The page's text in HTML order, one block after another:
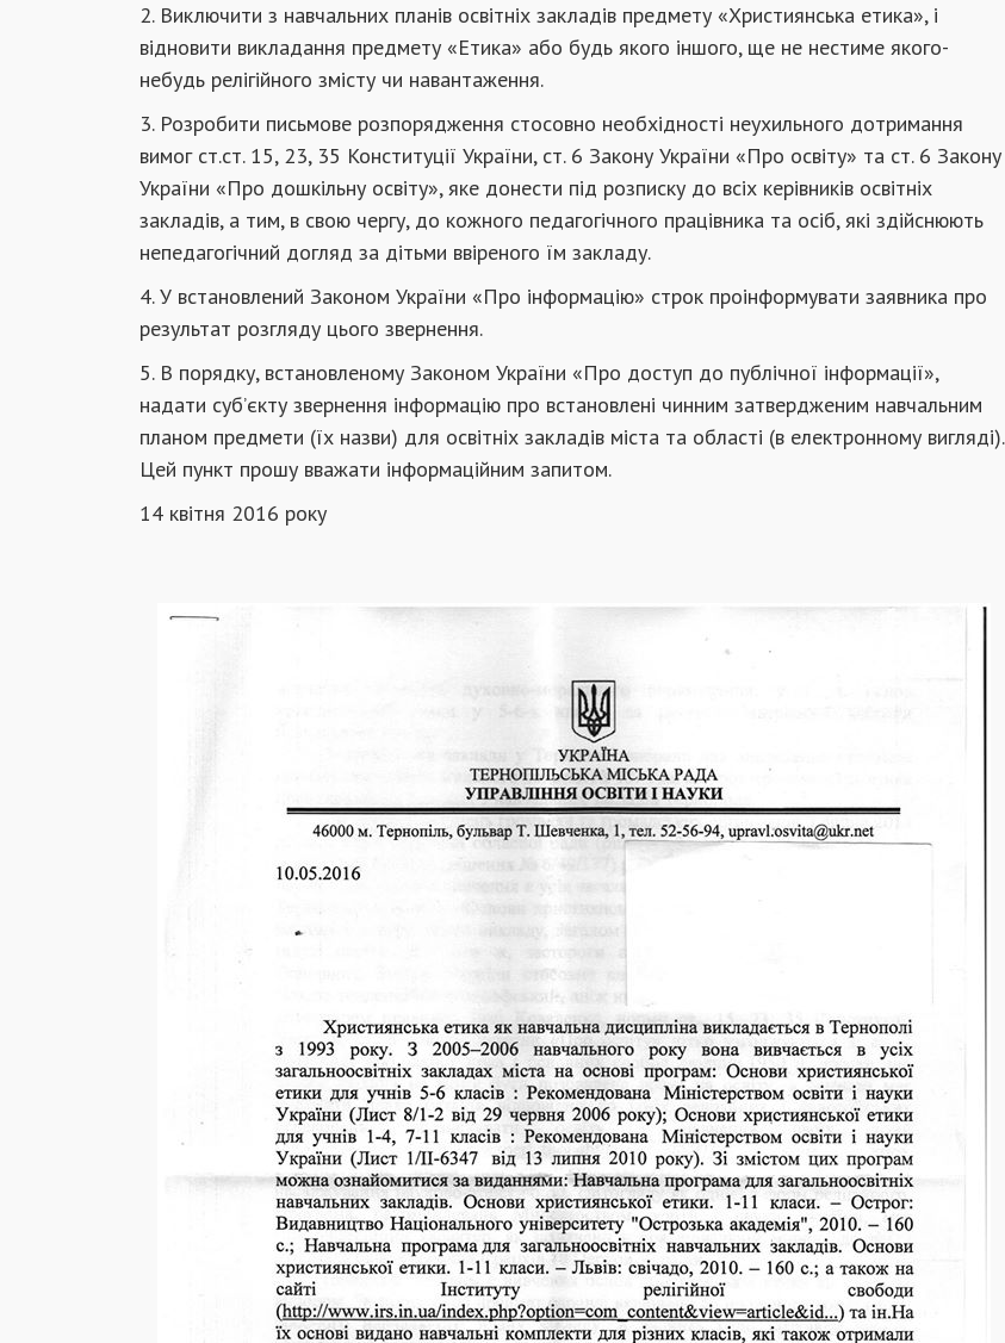
2. Виключити з навчальних планів освітніх закладів предмету «Християнська етика», і
відновити викладання предмету «Етика» або будь якого іншого, ще не нестиме якого-
небудь релігійного змісту чи навантаження.
3. Розробити письмове розпорядження стосовно необхідності неухильного дотримання
вимог ст.ст. 15, 23, 35 Конституції України, ст. 6 Закону України «Про освіту» та ст. 6 Закону
України «Про дошкільну освіту», яке донести під розписку до всіх керівників освітніх
закладів, а тим, в свою чергу, до кожного педагогічного працівника та осіб, які здійснюють
непедагогічний догляд за дітьми ввіреного їм закладу.
4. У встановлений Законом України «Про інформацію» строк проінформувати заявника про
результат розгляду цього звернення.
5. В порядку, встановленому Законом України «Про доступ до публічної інформації»,
надати суб’єкту звернення інформацію про встановлені чинним затвердженим навчальним
планом предмети (їх назви) для освітніх закладів міста та області (в електронному вигляді).
Цей пункт прошу вважати інформаційним запитом.
14 квітня 2016 року